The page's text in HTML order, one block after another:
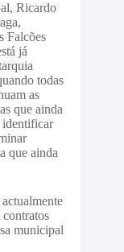
Ricardo
Falcões
já
todas
as
que ainda
identificar
que ainda
municipal